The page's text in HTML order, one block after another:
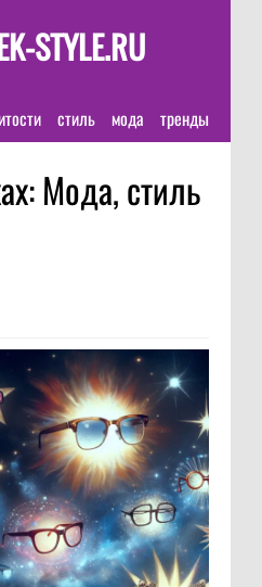
STYLE.RU
стиль мода тренды
Мода, стиль